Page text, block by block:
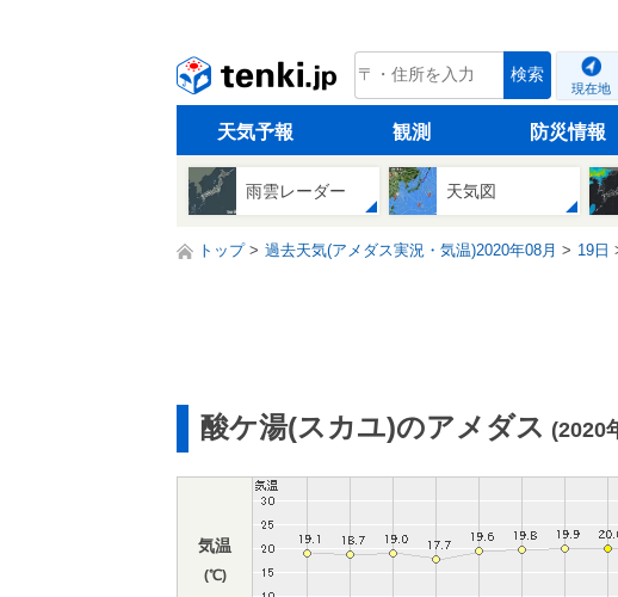
tenki.jp 検索
現在地
天気予報 観測 防災情報
雨雲レーダー 天気図
トップ 過去天気(アメダス実況・気温)2020年08月 19日
酸ケ湯(スカユ)のアメダス (2020
気温
(℃)